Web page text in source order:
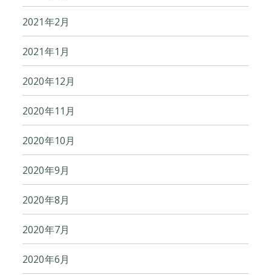
2021年2月
2021年1月
2020年12月
2020年11月
2020年10月
2020年9月
2020年8月
2020年7月
2020年6月